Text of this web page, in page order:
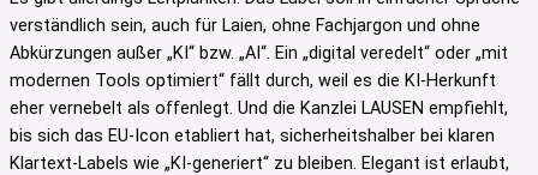
verständlich sein, auch für Laien, ohne Fachjargon und ohne
Abkürzungen außer „KI“ bzw. „AI“. Ein „digital veredelt“ oder „mit
modernen Tools optimiert“ fällt durch, weil es die KI-Herkunft
eher vernebelt als offenlegt. Und die Kanzlei LAUSEN empfiehlt,
bis sich das EU-Icon etabliert hat, sicherheitshalber bei klaren
Klartext-Labels wie „KI-generiert“ zu bleiben. Elegant ist erlaubt,